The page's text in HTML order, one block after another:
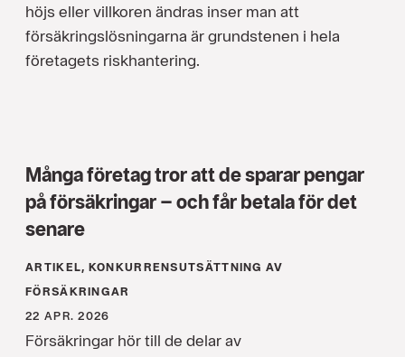
höjs eller villkoren ändras inser man att
försäkringslösningarna är grundstenen i hela
företagets riskhantering.
Många företag tror att de sparar pengar
på försäkringar – och får betala för det
senare
ARTIKEL, KONKURRENS­UTSÄTTNING AV
FÖRSÄKRINGAR
22 APR. 2026
Försäkringar hör till de delar av